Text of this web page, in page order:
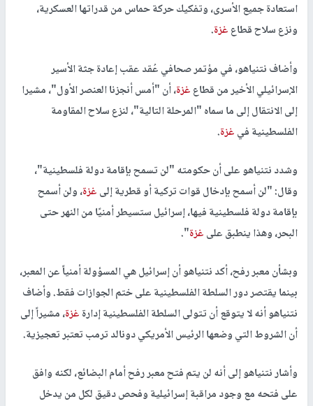
استعادة جميع الأسرى، وتفكيك حركة حماس من قدراتها العسكرية،
ونزع سلاح قطاعغزة.
وأضاف نتنياهو، في مؤتمر صحافي عُقد عقب إعادة جثة الأسير
الإسرائيلي الأخير من قطاعغزة، أن "أمس أنجزنا العنصر الأول"، مشيرا
إلى الانتقال إلى ما سماه "المرحلة التالية"، لنزع سلاح المقاومة
الفلسطينية فيغزة.
وشدد نتنياهو على أن حكومته "لن تسمح بإقامة دولة فلسطينية"،
وقال: "لن أسمح بإدخال قوات تركية أو قطرية إلىغزة، ولن أسمح
بإقامة دولة فلسطينية فيها، إسرائيل ستسيطر أمنيًا من النهر حتى
البحر، وهذا ينطبق علىغزة".
وبشأن معبر رفح، أكد نتنياهو أن إسرائيل هي المسؤولة أمنياً عن المعبر،
بينما يقتصر دور السلطة الفلسطينية على ختم الجوازات فقط. وأضاف
نتنياهو أنه لا يتوقع أن تتولى السلطة الفلسطينية إدارةغزة، مشيراً إلى
أن الشروط التي وضعها الرئيس الأمريكي دونالد ترمب تعتبر تعجيزية.
وأشار نتنياهو إلى أنه لن يتم فتح معبر رفح أمام البضائع، لكنه وافق
على فتحه مع وجود مراقبة إسرائيلية وفحص دقيق لكل من يدخل